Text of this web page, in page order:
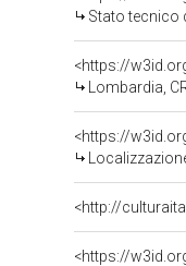
Stato tecnico
<https://
Lombardia,
<https://
<http://
<https://